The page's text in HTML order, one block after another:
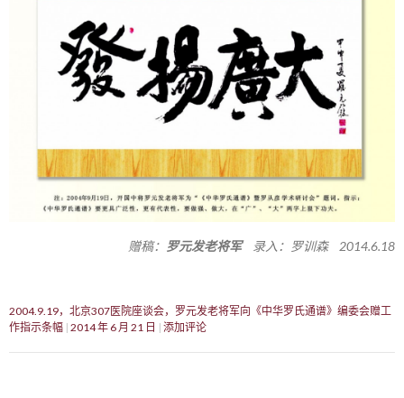
赠稿： 罗元发老将军录入：罗训森 2014.6.18
2004.9.19，北京307医院座谈会，罗元发老将军向《中华罗氏通谱》编委会赠工
作指示条幅 2014 年 6 月 21 日 添加评论